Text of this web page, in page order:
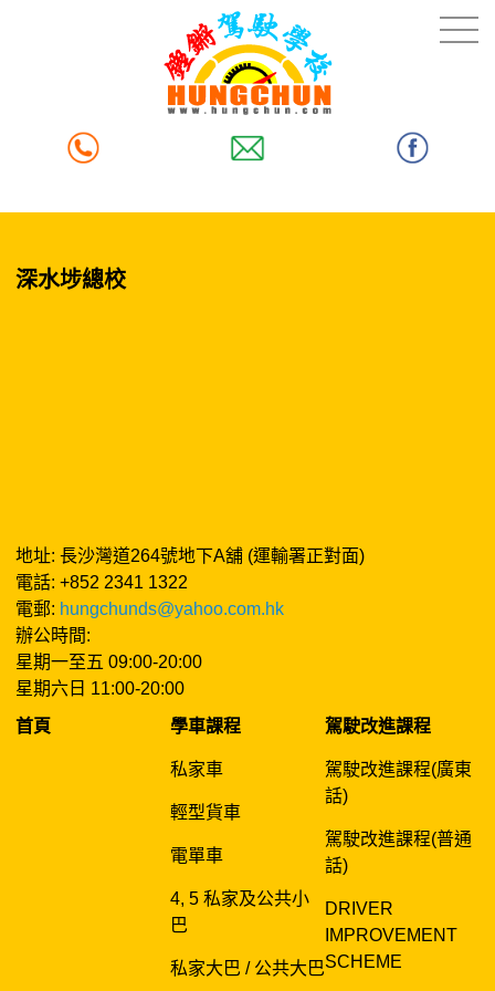
深水埗總校
地址: 長沙灣道264號地下A舖 (運輸署正對面)
電話: +852 2341 1322
電郵: hungchunds@yahoo.com.hk
辦公時間:
星期一至五 09:00-20:00
星期六日 11:00-20:00
首頁
學車課程
私家車
輕型貨車
電單車
4, 5 私家及公共小
巴
私家大巴 / 公共大巴
駕駛改進課程
駕駛改進課程(廣東
話)
駕駛改進課程(普通
話)
DRIVER
IMPROVEMENT
SCHEME